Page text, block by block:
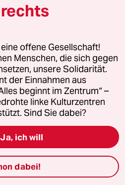
Wendler. Wenn die
Sängers nicht mehr
ist oder er so
ist das nur noch
ihn
Dann ist die Marke
kann keine
mehr generiern.
einzelner
nur wenn sie
Staatsfeindlich sind
es zu strafen. Und
auch in
enden.
ist eine
offene Gesellschaft!
Menschen, die sich gegen
unsere Solidarität.
der Einnahmen aus
beginnt im Zentrum“ –
linke Kulturzentren
Sind Sie dabei?
Ja, ich will
dabei!